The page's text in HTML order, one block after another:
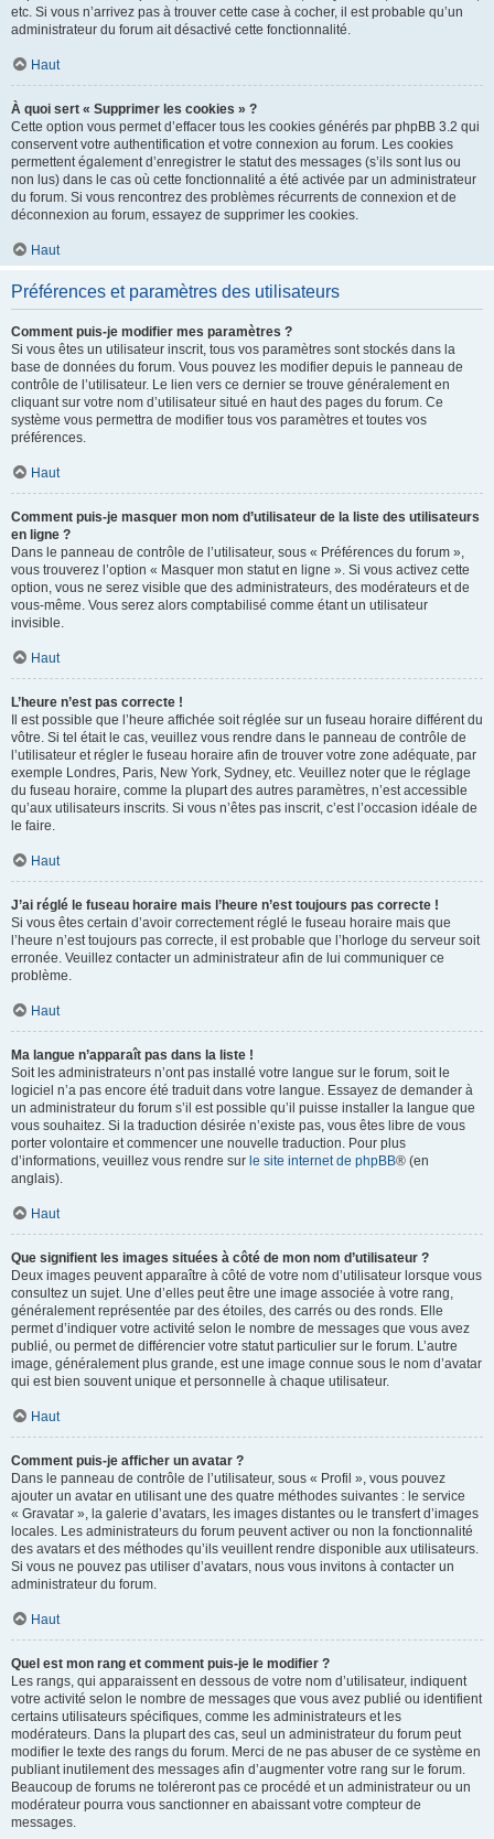
etc. Si vous n’arrivez pas à trouver cette case à cocher, il est probable qu’un
administrateur du forum ait désactivé cette fonctionnalité.
Haut
À quoi sert « Supprimer les cookies » ?
Cette option vous permet d’effacer tous les cookies générés par phpBB 3.2 qui
conservent votre authentification et votre connexion au forum. Les cookies
permettent également d’enregistrer le statut des messages (s’ils sont lus ou
non lus) dans le cas où cette fonctionnalité a été activée par un administrateur
du forum. Si vous rencontrez des problèmes récurrents de connexion et de
déconnexion au forum, essayez de supprimer les cookies.
Haut
Préférences et paramètres des utilisateurs
Comment puis-je modifier mes paramètres ?
Si vous êtes un utilisateur inscrit, tous vos paramètres sont stockés dans la
base de données du forum. Vous pouvez les modifier depuis le panneau de
contrôle de l’utilisateur. Le lien vers ce dernier se trouve généralement en
cliquant sur votre nom d’utilisateur situé en haut des pages du forum. Ce
système vous permettra de modifier tous vos paramètres et toutes vos
préférences.
Haut
Comment puis-je masquer mon nom d’utilisateur de la liste des utilisateurs
en ligne ?
Dans le panneau de contrôle de l’utilisateur, sous « Préférences du forum »,
vous trouverez l’option « Masquer mon statut en ligne ». Si vous activez cette
option, vous ne serez visible que des administrateurs, des modérateurs et de
vous-même. Vous serez alors comptabilisé comme étant un utilisateur
invisible.
Haut
L’heure n’est pas correcte !
Il est possible que l’heure affichée soit réglée sur un fuseau horaire différent du
vôtre. Si tel était le cas, veuillez vous rendre dans le panneau de contrôle de
l’utilisateur et régler le fuseau horaire afin de trouver votre zone adéquate, par
exemple Londres, Paris, New York, Sydney, etc. Veuillez noter que le réglage
du fuseau horaire, comme la plupart des autres paramètres, n’est accessible
qu’aux utilisateurs inscrits. Si vous n’êtes pas inscrit, c’est l’occasion idéale de
le faire.
Haut
J’ai réglé le fuseau horaire mais l’heure n’est toujours pas correcte !
Si vous êtes certain d’avoir correctement réglé le fuseau horaire mais que
l’heure n’est toujours pas correcte, il est probable que l’horloge du serveur soit
erronée. Veuillez contacter un administrateur afin de lui communiquer ce
problème.
Haut
Ma langue n’apparaît pas dans la liste !
Soit les administrateurs n’ont pas installé votre langue sur le forum, soit le
logiciel n’a pas encore été traduit dans votre langue. Essayez de demander à
un administrateur du forum s’il est possible qu’il puisse installer la langue que
vous souhaitez. Si la traduction désirée n’existe pas, vous êtes libre de vous
porter volontaire et commencer une nouvelle traduction. Pour plus
d’informations, veuillez vous rendre sur le site internet de phpBB® (en
anglais).
Haut
Que signifient les images situées à côté de mon nom d’utilisateur ?
Deux images peuvent apparaître à côté de votre nom d’utilisateur lorsque vous
consultez un sujet. Une d’elles peut être une image associée à votre rang,
généralement représentée par des étoiles, des carrés ou des ronds. Elle
permet d’indiquer votre activité selon le nombre de messages que vous avez
publié, ou permet de différencier votre statut particulier sur le forum. L’autre
image, généralement plus grande, est une image connue sous le nom d’avatar
qui est bien souvent unique et personnelle à chaque utilisateur.
Haut
Comment puis-je afficher un avatar ?
Dans le panneau de contrôle de l’utilisateur, sous « Profil », vous pouvez
ajouter un avatar en utilisant une des quatre méthodes suivantes : le service
« Gravatar », la galerie d’avatars, les images distantes ou le transfert d’images
locales. Les administrateurs du forum peuvent activer ou non la fonctionnalité
des avatars et des méthodes qu’ils veuillent rendre disponible aux utilisateurs.
Si vous ne pouvez pas utiliser d’avatars, nous vous invitons à contacter un
administrateur du forum.
Haut
Quel est mon rang et comment puis-je le modifier ?
Les rangs, qui apparaissent en dessous de votre nom d’utilisateur, indiquent
votre activité selon le nombre de messages que vous avez publié ou identifient
certains utilisateurs spécifiques, comme les administrateurs et les
modérateurs. Dans la plupart des cas, seul un administrateur du forum peut
modifier le texte des rangs du forum. Merci de ne pas abuser de ce système en
publiant inutilement des messages afin d’augmenter votre rang sur le forum.
Beaucoup de forums ne toléreront pas ce procédé et un administrateur ou un
modérateur pourra vous sanctionner en abaissant votre compteur de
messages.